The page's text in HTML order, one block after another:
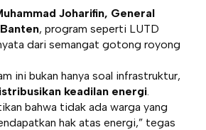
Joharifin, General
, program seperti LUTD
dari semangat gotong royong
ini bukan hanya soal infrastruktur,
keadilan energi
bahwa tidak ada warga yang
hak atas energi,” tegas